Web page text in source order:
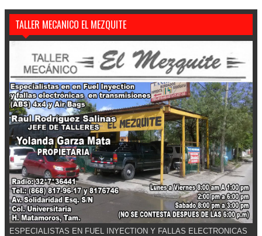
TALLER MECANICO EL MEZQUITE
ESPECIALISTAS EN FUEL INYECTION Y FALLAS ELECTRONICAS